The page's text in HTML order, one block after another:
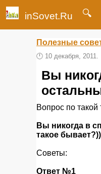
inSovet.Ru 🔍
Полезные
🕛 10 декабря, 2011.
Вы
Вопрос по такой
Вы никогда в
такое
Советы:
Ответ №1